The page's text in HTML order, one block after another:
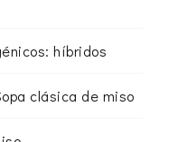
híbridos
clásica de miso